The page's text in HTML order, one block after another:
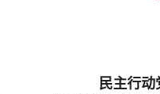
民主行动